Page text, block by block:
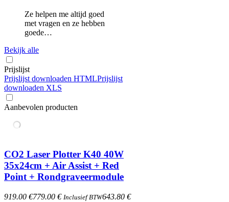
Ze helpen me altijd goed
met vragen en ze hebben
goede…
Bekijk alle
Prijslijst
Prijslijst downloaden HTMLPrijslijst
downloaden XLS
Aanbevolen producten
CO2 Laser Plotter K40 40W
35x24cm + Air Assist + Red
Point + Rondgraveermodule
919.00 €779.00 € Inclusief BTW643.80 €